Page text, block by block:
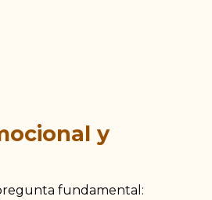
y
fundamental: